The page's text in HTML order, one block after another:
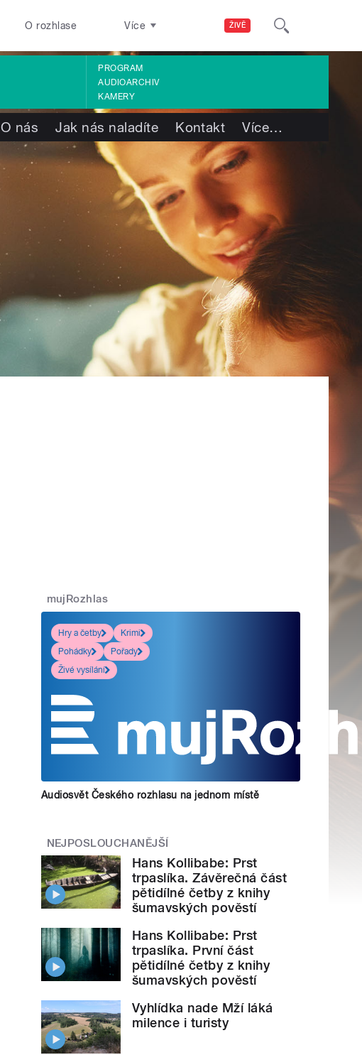
ŽIVĚ
O rozhlase Více
PROGRAM
AUDIOARCHIV
KAMERY
O nás Jak nás naladíte Kontakt Více…
mujRozhlas
Hry a četby
Krimi
Pohádky
Pořady
Živé vysílání
Audiosvět Českého rozhlasu na jednom místě
NEJPOSLOUCHANĚJŠÍ
Hans Kollibabe: Prst
trpaslíka. Závěrečná část
pětidílné četby z knihy
šumavských pověstí
Hans Kollibabe: Prst
trpaslíka. První část
pětidílné četby z knihy
šumavských pověstí
Vyhlídka nade Mží láká
milence i turisty